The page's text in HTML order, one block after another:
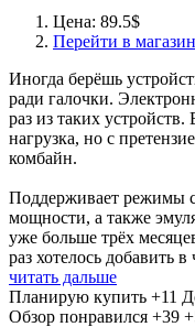
Цена: 89.5$
Перейти в магазин
Иногда берёшь
ради галочки.
раз из таких
нагрузка, но с
комбайн.
Поддерживает режимы
мощности, а также
уже больше трёх
раз хотелось добавить
читать дальше
Планирую купить +11
Обзор понравился +39